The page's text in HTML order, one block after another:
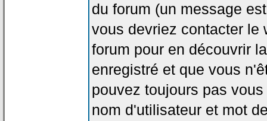
du forum (un message
vous devriez contacter le
forum pour en découvrir
enregistré et que vous
pouvez toujours pas
nom d'utilisateur et mot